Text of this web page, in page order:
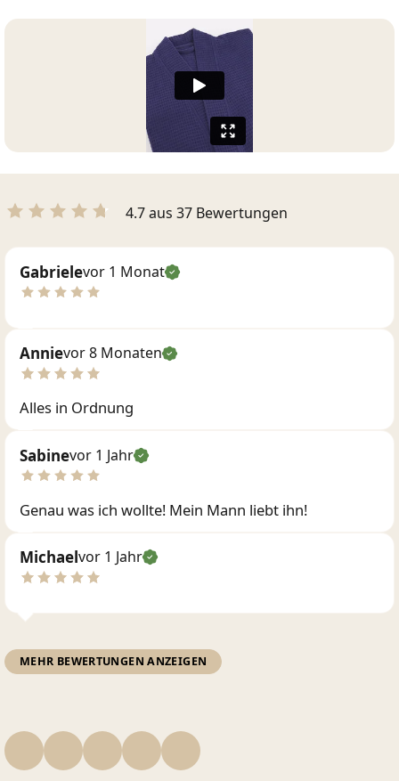
4.7 aus 37 Bewertungen
Gabrielevor 1 Monat
Annievor 8 Monaten
Alles in Ordnung
Sabinevor 1 Jahr
Genau was ich wollte! Mein Mann liebt ihn!
Michaelvor 1 Jahr
MEHR BEWERTUNGEN ANZEIGEN